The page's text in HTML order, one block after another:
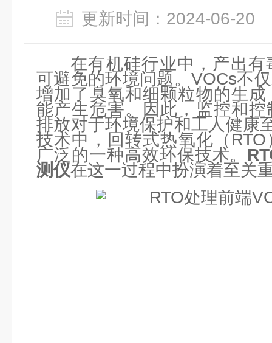
更新时间：2024-06-
在有机硅行业中，产出
可避免的环境问题。VOCs不
增加了臭氧和细颗粒物的生
能产生危害。因此，监控和
排放对于环境保护和工人健康
技术中，回转式热氧化（
广泛的一种高效环保技术。
测仪在这一过程中扮演着至关